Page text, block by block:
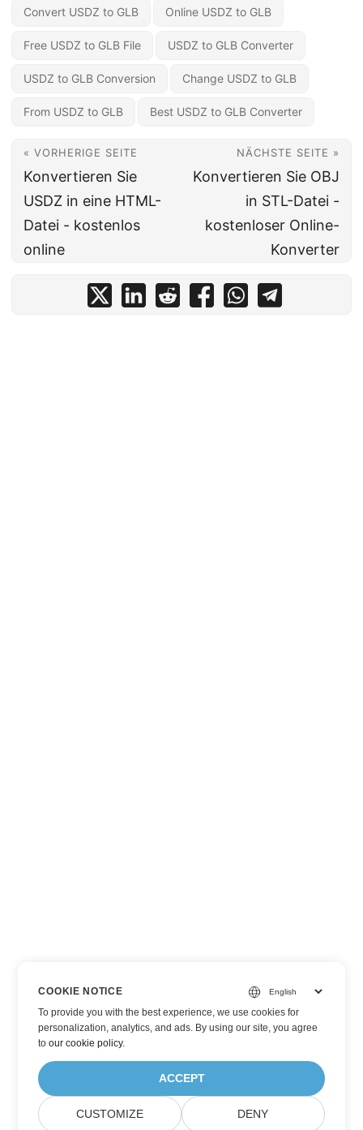
Convert USDZ to GLB Online USDZ to GLB
Free USDZ to GLB File USDZ to GLB Converter
USDZ to GLB Conversion Change USDZ to GLB
From USDZ to GLB Best USDZ to GLB Converter
« VORHERIGE SEITE
Konvertieren Sie
USDZ in eine HTML-
Datei - kostenlos
online
NÄCHSTE SEITE »
Konvertieren Sie OBJ
in STL-Datei -
kostenloser Online-
Konverter
COOKIE NOTICE
To provide you with the best experience, we use cookies for
personalization, analytics, and ads. By using our site, you agree
toour cookie policy.
ACCEPT
CUSTOMIZE DENY